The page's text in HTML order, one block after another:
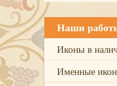
Наши
Иконы в
Именные